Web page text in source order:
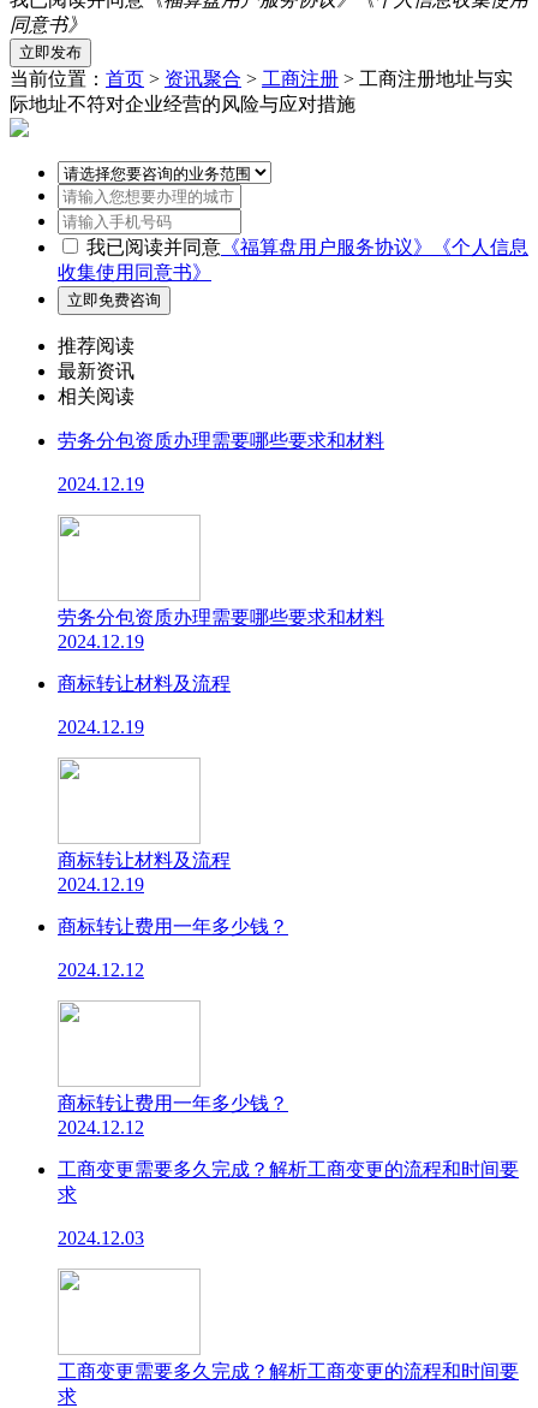
同意书》
当前位置： 首页 > 资讯聚合 > 工商注册 > 工商注册地址与实
际地址不符对企业经营的风险与应对措施
我已阅读并同意 《福算盘用户服务协议》
《个人信息
收集使用同意书》
推荐阅读
最新资讯
相关阅读
劳务分包资质办理需要哪些要求和材料
2024.12.19
劳务分包资质办理需要哪些要求和材料
2024.12.19
商标转让材料及流程
2024.12.19
商标转让材料及流程
2024.12.19
商标转让费用一年多少钱？
2024.12.12
商标转让费用一年多少钱？
2024.12.12
工商变更需要多久完成？解析工商变更的流程和时间要
求
2024.12.03
工商变更需要多久完成？解析工商变更的流程和时间要
求